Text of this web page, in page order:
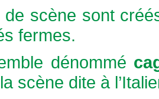
de scène sont
fermes.
dénommé
scène dite à